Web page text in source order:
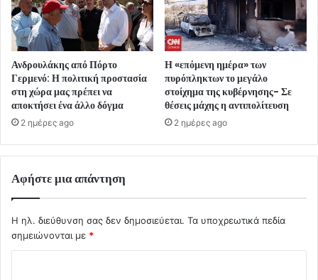
Ανδρουλάκης από Πόρτο
Γερμενό: Η πολιτική προστασία
στη χώρα μας πρέπει να
αποκτήσει ένα άλλο δόγμα
2 ημέρες ago
Η «επόμενη ημέρα» των
πυρόπληκτων το μεγάλο
στοίχημα της κυβέρνησης- Σε
θέσεις μάχης η αντιπολίτευση
2 ημέρες ago
Αφήστε μια απάντηση
Η ηλ. διεύθυνση σας δεν δημοσιεύεται. Τα υποχρεωτικά πεδία
σημειώνονται με *